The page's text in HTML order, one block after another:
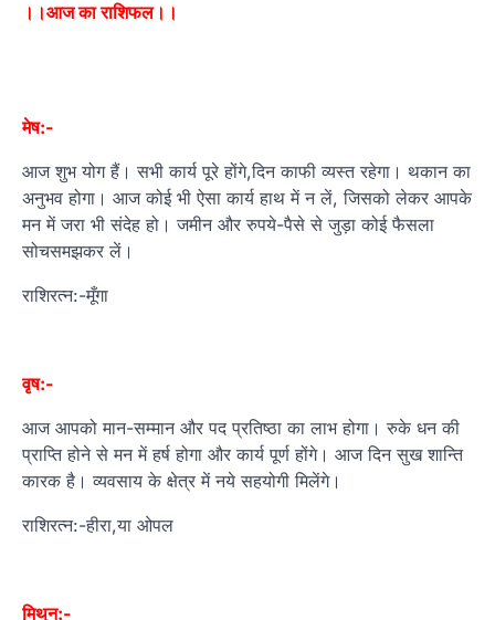
।।आज का राशिफल।।
मेष:-
आज शुभ योग हैं। सभी कार्य पूरे होंगे,दिन काफी व्‍यस्‍त रहेगा। थकान का
अनुभव होगा। आज कोई भी ऐसा कार्य हाथ में न लें, जिसको लेकर आपके
मन में जरा भी संदेह हो। जमीन और रुपये-पैसे से जुड़ा कोई फैसला
सोचसमझकर लें।
राशिरत्न:-मूँगा
वृष:-
आज आपको मान-सम्‍मान और पद प्रतिष्‍ठा का लाभ होगा। रुके धन की
प्राप्ति होने से मन में हर्ष होगा और कार्य पूर्ण होंगे। आज दिन सुख शान्ति
कारक है। व्यवसाय के क्षेत्र में नये सहयोगी मिलेंगे।
राशिरत्न:-हीरा,या ओपल
मिथुन:-